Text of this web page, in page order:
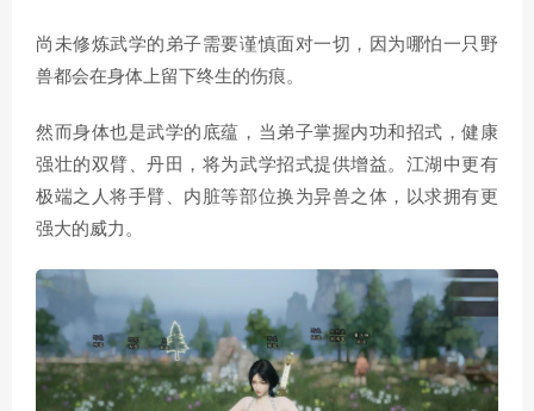
尚未修炼武学的弟子需要谨慎面对一切，因为哪怕一只野
兽都会在身体上留下终生的伤痕。
然而身体也是武学的底蕴，当弟子掌握内功和招式，健康
强壮的双臂、丹田，将为武学招式提供增益。江湖中更有
极端之人将手臂、内脏等部位换为异兽之体，以求拥有更
强大的威力。